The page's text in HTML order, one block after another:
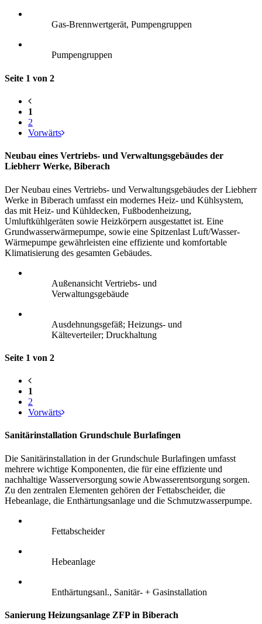
Gas-Brennwertgerät, Pumpengruppen
Pumpengruppen
Seite 1 von 2
1
2
Vorwärts
Neubau eines Vertriebs- und Verwaltungsgebäudes der
Liebherr Werke, Biberach
Der Neubau eines Vertriebs- und Verwaltungsgebäudes der Liebherr
Werke in Biberach umfasst ein modernes Heiz- und Kühlsystem,
das mit Heiz- und Kühldecken, Fußbodenheizung,
Umluftkühlgeräten sowie Heizkörpern ausgestattet ist. Eine
Grundwasserwärmepumpe, sowie eine Spitzenlast Luft/Wasser-
Wärmepumpe gewährleisten eine effiziente und komfortable
Klimatisierung des gesamten Gebäudes.
Außenansicht Vertriebs- und
Verwaltungsgebäude
Ausdehnungsgefäß; Heizungs- und
Kälteverteiler; Druckhaltung
Seite 1 von 2
1
2
Vorwärts
Sanitärinstallation Grundschule Burlafingen
Die Sanitärinstallation in der Grundschule Burlafingen umfasst
mehrere wichtige Komponenten, die für eine effiziente und
nachhaltige Wasserversorgung sowie Abwasserentsorgung sorgen.
Zu den zentralen Elementen gehören der Fettabscheider, die
Hebeanlage, die Enthärtungsanlage und die Schmutzwasserpumpe.
Fettabscheider
Hebeanlage
Enthärtungsanl., Sanitär- + Gasinstallation
Sanierung Heizungsanlage ZFP in Biberach